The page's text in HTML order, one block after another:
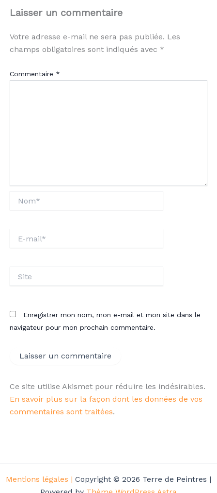
Laisser un commentaire
Votre adresse e-mail ne sera pas publiée. Les
champs obligatoires sont indiqués avec *
Commentaire *
mail*
Enregistrer mon nom, mon e-mail et mon site dans le
navigateur pour mon prochain commentaire.
Ce site utilise Akismet pour réduire les indésirables.
En savoir plus sur la façon dont les données de vos
commentaires sont traitées.
Mentions légales | Copyright © 2026 Terre de Peintres |